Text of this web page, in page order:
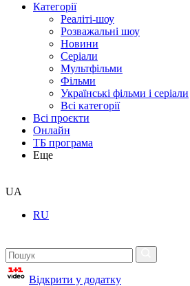
Категорії
Реаліті-шоу
Розважальні шоу
Новини
Серіали
Мультфільми
Фільми
Українські фільми і серіали
Всі категорії
Всі проєкти
Онлайн
ТБ програма
Еще
UA
RU
Відкрити у додатку